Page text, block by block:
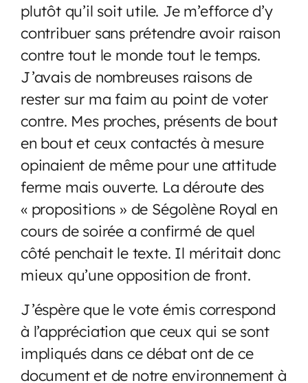
plutôt qu’il soit utile. Je m’efforce d’y
contribuer sans prétendre avoir raison
contre tout le monde tout le temps.
J’avais de nombreuses raisons de
rester sur ma faim au point de voter
contre. Mes proches, présents de bout
en bout et ceux contactés à mesure
opinaient de même pour une attitude
ferme mais ouverte. La déroute des
« propositions » de Ségolène Royal en
cours de soirée a confirmé de quel
côté penchait le texte. Il méritait donc
mieux qu’une opposition de front.
J’éspère que le vote émis correspond
à l’appréciation que ceux qui se sont
impliqués dans ce débat ont de ce
document et de notre environnement à